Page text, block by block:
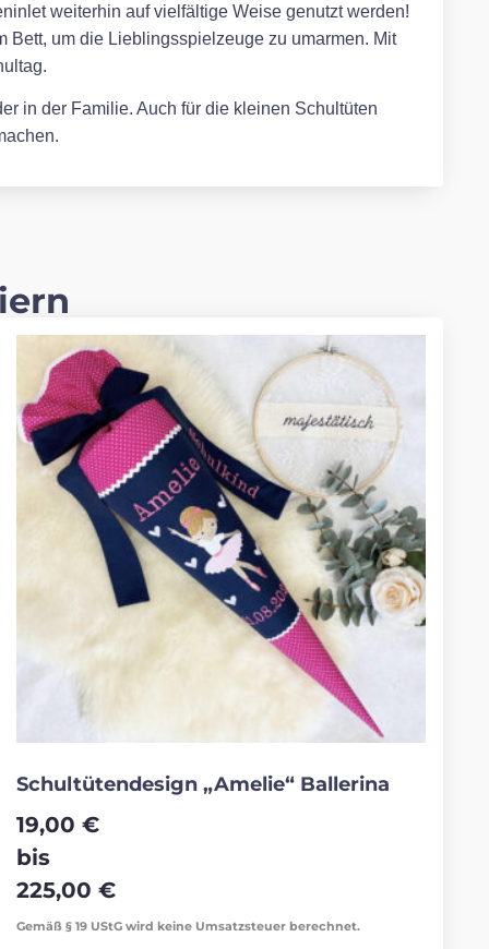
weiterhin auf vielfältige Weise genutzt werden!
um die Lieblingsspielzeuge zu umarmen. Mit
in der Familie. Auch für die kleinen Schultüten
Schultütendesign „Amelie“ Ballerina
19,00€
bis
225,00€
Gemäß § 19 UStG wird keine Umsatzsteuer berechnet.